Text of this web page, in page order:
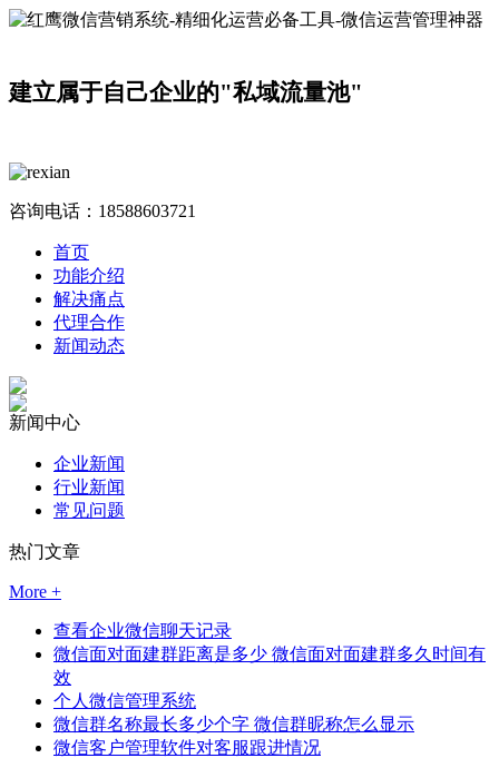
建立属于自己企业的"私域流量池"
咨询电话： 18588603721
首页
功能介绍
解决痛点
代理合作
新闻动态
新闻中心
企业新闻
行业新闻
常见问题
热门文章
More +
查看企业微信聊天记录
微信面对面建群距离是多少 微信面对面建群多久时间有
效
个人微信管理系统
微信群名称最长多少个字 微信群昵称怎么显示
微信客户管理软件对客服跟进情况